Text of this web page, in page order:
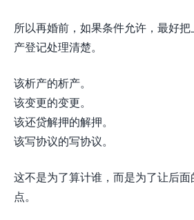
所以再婚前，如果条件允许，最好
产登记处理清楚。
该析产的析产。
该变更的变更。
该还贷解押的解押。
该写协议的写协议。
这不是为了算计谁，而是为了让后
点。